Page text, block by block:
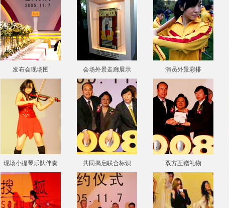
发布会现场图 会场外景走廊展示 演员外景彩排
现场小提琴乐队伴奏 共同揭启联合标识 双方互赠礼物